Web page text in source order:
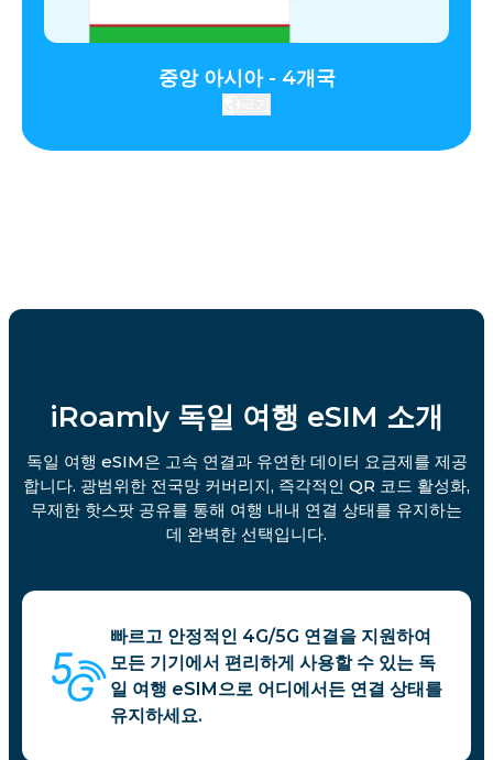
중앙 아시아 - 4개국
iRoamly 독일 여행 eSIM 소개
독일 여행 eSIM은 고속 연결과 유연한 데이터 요금제를 제공
합니다. 광범위한 전국망 커버리지, 즉각적인 QR 코드 활성화,
무제한 핫스팟 공유를 통해 여행 내내 연결 상태를 유지하는
데 완벽한 선택입니다.
빠르고 안정적인 4G/5G 연결을 지원하여
모든 기기에서 편리하게 사용할 수 있는 독
일 여행 eSIM으로 어디에서든 연결 상태를
유지하세요.